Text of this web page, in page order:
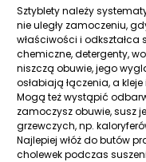
Sztyblety należy
nie uległy zamoczeniu,
właściwości i odkształca
chemiczne, detergenty,
niszczą obuwie, jego
osłabiają łączenia, a
Mogą też wystąpić
zamoczysz obuwie, susz
grzewczych, np.
Najlepiej włóż do butów
cholewek podczas